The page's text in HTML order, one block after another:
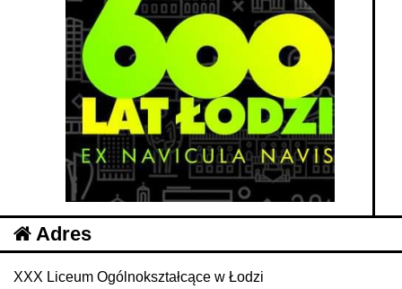
Adres
XXX Liceum Ogólnokształcące w Łodzi